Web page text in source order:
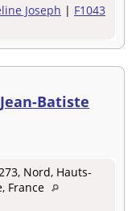
Joseph | F1043
Batiste
Nord, Hauts-
France